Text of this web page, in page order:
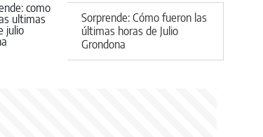
Sorprende: Cómo fueron las
últimas horas de Julio
Grondona